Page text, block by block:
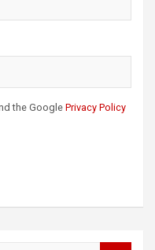
the Google Privacy Policy